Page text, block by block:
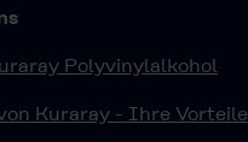
Polyvinylalkohol
Kuraray - Ihre Vorteile